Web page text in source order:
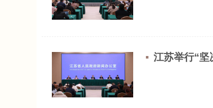
江苏举行“坚